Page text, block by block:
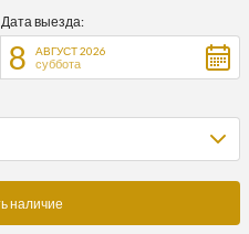
Дата выезда:
8 АВГУСТ 2026
суббота